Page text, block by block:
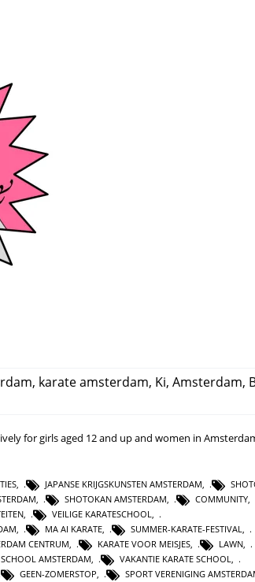
, karate amsterdam, Ki, Amsterdam,
for girls aged 12 and up and women in
JAPANSE KRIJGSKUNSTEN AMSTERDAM
SHOTOKAN AMSTERDAM COMMUNITY
VEILIGE KARATESCHOOL
MA AI KARATE SUMMER-KARATE-FESTIVAL
CENTRUM, KARATE VOOR MEISJES, LAWN,
AMSTERDAM, VAKANTIE KARATE SCHOOL,
GEEN-ZOMERSTOP, SPORT VERENIGING